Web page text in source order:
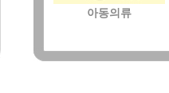
아동의류